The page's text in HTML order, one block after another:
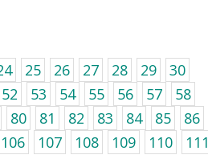
25 26 27 28 29
30
52 53 54 55 56 57
58
80 81 82 83 84 85
86
106 107 108 109 110 111